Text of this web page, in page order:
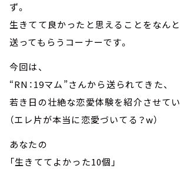
ず。
生きてて良かったと思えることをなん
送ってもらうコーナーです。
今回は、
“RN：19マム”さんから送られてきた、
若き日の壮絶な恋愛体験を紹介させて
（エレ片が本当に恋愛づいてる？w）
あなたの
「生きててよかった10個」